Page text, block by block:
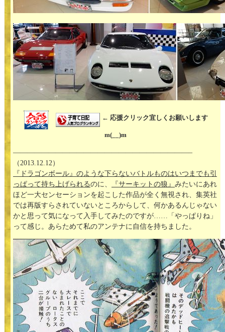
← 応援クリック宜しくお願いします
m(__)m
—————————————————————————–
（2013.12.12）
『ドラゴンボール』のような下らないバトルものはいつまでも引
っぱって持ち上げられるのに、 『サーキットの狼』 みたいにあれ
ほど一大センセーションを起こした作品が全く無視され、集英社
では再版すらされていないところからして、何かあるんじゃない
かと思って気になって入手してみたのですが……「やっぱりね」
って感じ。あらためて私のアンテナに自信を持ちました。